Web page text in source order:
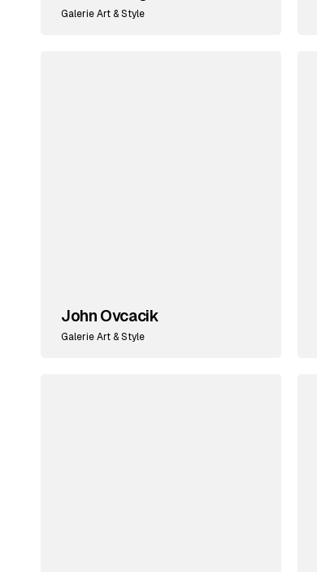
Galerie Art & Style
John Ovcacik
Galerie Art & Style